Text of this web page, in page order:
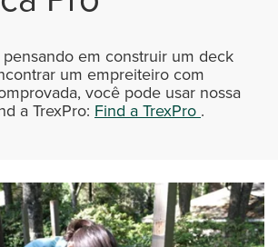
em construir um deck
um empreiteiro com
você pode usar nossa
a TrexPro: Find a TrexPro .